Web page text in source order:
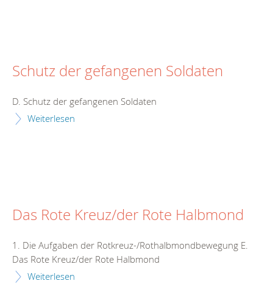
Schutz der gefangenen Soldaten
D. Schutz der gefangenen Soldaten
Weiterlesen
Das Rote Kreuz/der Rote Halbmond
1. Die Aufgaben der Rotkreuz-/Rothalbmondbewegung E.
Das Rote Kreuz/der Rote Halbmond
Weiterlesen